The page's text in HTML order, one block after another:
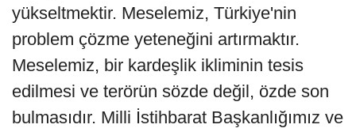
yükseltmektir. Meselemiz, Türkiye'nin
problem çözme yeteneğini artırmaktır.
Meselemiz, bir kardeşlik ikliminin tesis
edilmesi ve terörün sözde değil, özde son
bulmasıdır. Milli İstihbarat Başkanlığımız ve